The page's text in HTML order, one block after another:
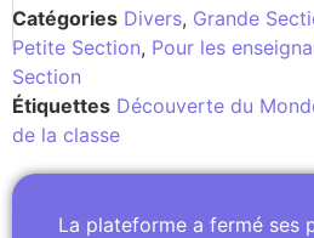
Catégories Divers, Grande
Petite Section, Pour les
Section
Étiquettes Découverte du
de la classe
La plateforme a fermé ses